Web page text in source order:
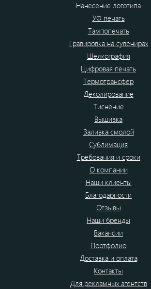
Нанесение логотипа
УФ печать
Тампопечать
Гравировка на сувенирах
Шелкография
Цифровая печать
Термотрансфер
Деколирование
Тиснение
Вышивка
Заливка смолой
Сублимация
Требования и сроки
О компании
Наши клиенты
Благодарности
Отзывы
Наши бренды
Вакансии
Портфолио
Доставка и оплата
Контакты
Для рекламных агентств